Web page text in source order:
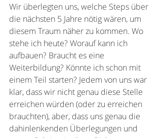
Wir überlegten uns, welche Steps über
die nächsten 5 Jahre nötig wären, um
diesem Traum näher zu kommen. Wo
stehe ich heute? Worauf kann ich
aufbauen? Braucht es eine
Weiterbildung? Könnte ich schon mit
einem Teil starten? Jedem von uns war
klar, dass wir nicht genau diese Stelle
erreichen würden (oder zu erreichen
brauchten), aber, dass uns genau die
dahinlenkenden Überlegungen und